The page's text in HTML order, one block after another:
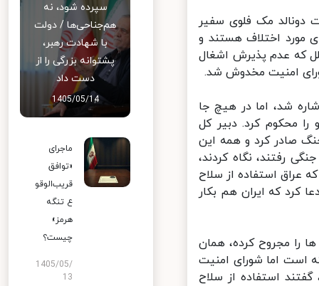
مک فلوی سفیر
اختلاف هستند و
که عدم پذیرش اشغال
امنیت مخدوش شد.
شد، اما در هیچ جا
محکوم کرد. دبیر کل
در جنگ صادر کرد و همه این
رفتند، نگاه کردند،
عراق استفاده از سلاح
کرد که ایران هم بکار
را مجروح کرده، همان
اما شورای امنیت
استفاده از سلاح
سپرده شود، نه
هم‌جناحی‌ها / دولت
با شهادت رهبر،
پشتوانه بزرگی را از
دست داد
1405/05/14
ماجرای
«توافق
قریب‌الوقو
ع تنگه
هرمز»
چیست؟
1405/05/
13